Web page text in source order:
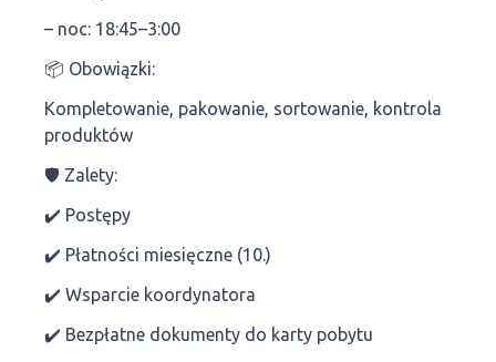
– noc: 18:45–3:00
📦 Obowiązki:
Kompletowanie, pakowanie, sortowanie, kontrola
produktów
🛡 Zalety:
✔️ Postępy
✔️ Płatności miesięczne (10.)
✔️ Wsparcie koordynatora
✔️ Bezpłatne dokumenty do karty pobytu